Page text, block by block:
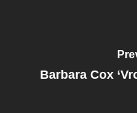
Barbara Cox